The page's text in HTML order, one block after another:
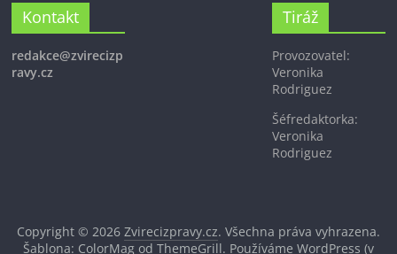
Kontakt
redakce@zvirecizp
ravy.cz
Tiráž
Provozovatel:
Veronika
Rodriguez
Šéfredaktorka:
Veronika
Rodriguez
Copyright © 2026 Zvirecizpravy.cz. Všechna práva vyhrazena.
Šablona: ColorMag od ThemeGrill. Používáme WordPress (v